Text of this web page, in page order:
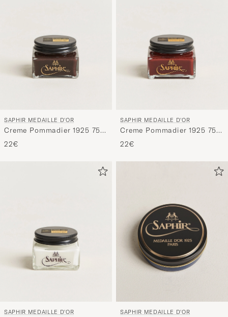
SAPHIR MEDAILLE D'OR
Creme Pommadier 1925 75
ml Parisien Brown
22€
SAPHIR MEDAILLE D'OR
Creme Pommadier 1925 75
ml Mahogany
22€
SAPHIR MEDAILLE D'OR SAPHIR MEDAILLE D'OR